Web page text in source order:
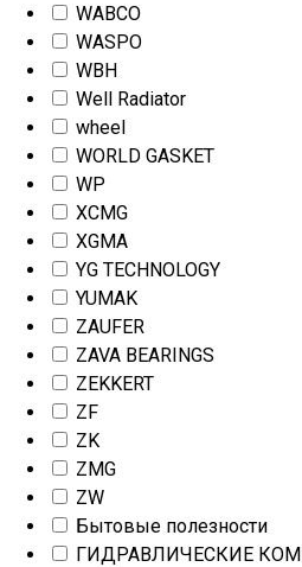
WABCO
WASPO
WBH
Well Radiator
wheel
WORLD GASKET
WP
XCMG
XGMA
YG TECHNOLOGY
YUMAK
ZAUFER
ZAVA BEARINGS
ZEKKERT
ZF
ZK
ZMG
ZW
Бытовые полезности
ГИДРАВЛИЧЕСКИЕ